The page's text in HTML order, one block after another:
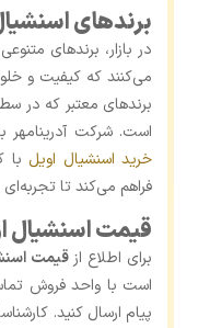
برندهای
در بازار، برندهای
می‌کنند که کیفیت و
است. شرکت آدرینامهر
خرید اسنشیال اویل با
فراهم می‌کند تا
قیمت اسنشیال
برای اطلاع ازقیمت
است با واحد فروش
پیام ارسال کنید.